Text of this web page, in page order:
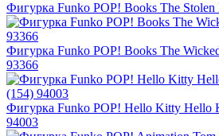
Фигурка Funko POP! Books The
Фигурка Funko POP! Books The
93366
Фигурка Funko POP! Hello Kitty Hello
94003